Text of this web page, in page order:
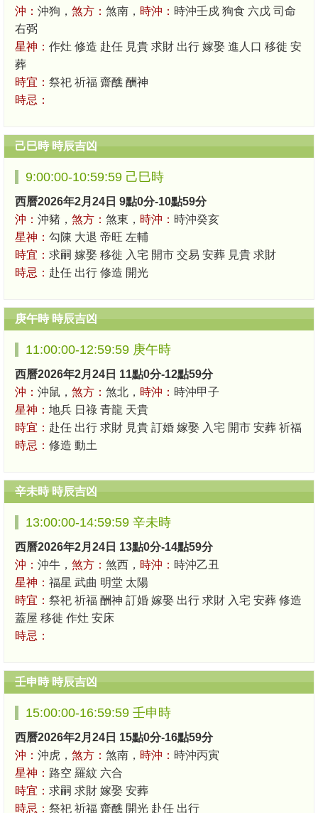
沖： 沖狗， 煞方： 煞南， 時沖： 時沖壬戍 狗食 六戊 司命
右弼
星神： 作灶 修造 赴任 見貴 求財 出行 嫁娶 進人口 移徙 安
葬
時宜： 祭祀 祈福 齋醮 酬神
時忌：
己巳時 時辰吉凶
9:00:00-10:59:59 己巳時
西曆2026年2月24日 9點0分-10點59分
沖： 沖豬， 煞方： 煞東， 時沖： 時沖癸亥
星神： 勾陳 大退 帝旺 左輔
時宜： 求嗣 嫁娶 移徙 入宅 開市 交易 安葬 見貴 求財
時忌： 赴任 出行 修造 開光
庚午時 時辰吉凶
11:00:00-12:59:59 庚午時
西曆2026年2月24日 11點0分-12點59分
沖： 沖鼠， 煞方： 煞北， 時沖： 時沖甲子
星神： 地兵 日祿 青龍 天貴
時宜： 赴任 出行 求財 見貴 訂婚 嫁娶 入宅 開市 安葬 祈福
時忌： 修造 動土
辛未時 時辰吉凶
13:00:00-14:59:59 辛未時
西曆2026年2月24日 13點0分-14點59分
沖： 沖牛， 煞方： 煞西， 時沖： 時沖乙丑
星神： 福星 武曲 明堂 太陽
時宜： 祭祀 祈福 酬神 訂婚 嫁娶 出行 求財 入宅 安葬 修造
蓋屋 移徙 作灶 安床
時忌：
壬申時 時辰吉凶
15:00:00-16:59:59 壬申時
西曆2026年2月24日 15點0分-16點59分
沖： 沖虎， 煞方： 煞南， 時沖： 時沖丙寅
星神： 路空 羅紋 六合
時宜： 求嗣 求財 嫁娶 安葬
時忌： 祭祀 祈福 齋醮 開光 赴任 出行